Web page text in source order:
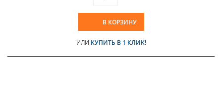
В КОРЗИНУ
ИЛИ КУПИТЬ В 1 КЛИК!